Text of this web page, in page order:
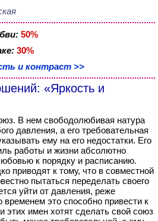
50%
30%
и контраст >>
«Яркость и
В нем свободолюбивая натура
давления, а его требовательная
ему на его недостатки. Его
работы и жизни абсолютно
к порядку и расписанию.
приводят к тому, что в совместной
пытаться переделать своего
уйти от давления, реже
временем это способно привести к
этих имен хотят сделать свой союз